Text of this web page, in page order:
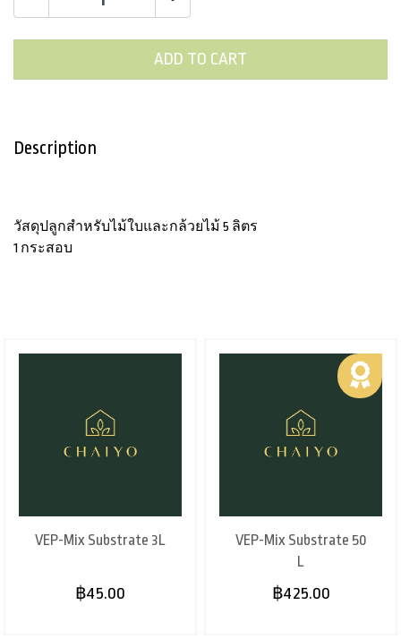
ADD TO CART
Description
วัสดุปลูกสำหรับไม้ใบและกล้วยไม้ 5 ลิตร
1 กระสอบ
VEP-Mix Substrate 3L
฿45.00
VEP-Mix Substrate 50
L
฿425.00